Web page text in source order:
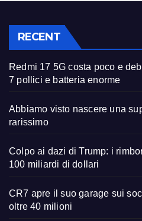
RECENT
Redmi 17 5G costa poco e
7 pollici e batteria enorme
Abbiamo visto nascere una
rarissimo
Colpo ai dazi di Trump: i
100 miliardi di dollari
CR7 apre il suo garage sui
oltre 40 milioni